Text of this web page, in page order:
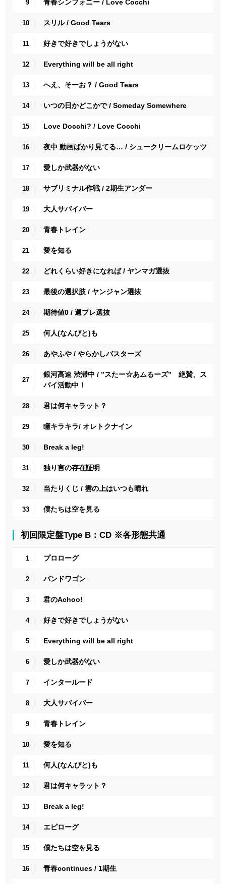
9 青春シンフォニー / Love Cocchi
10 スリル / Good Tears
11 好きで好きでしょうがない
12 Everything will be all right
13 へえ、そーお？ / Good Tears
14 いつの日かどこかで / Someday Somewhere
15 Love Docchi? / Love Cocchi
16 夜中 動画ばかり見てる… / シュークリームロケッツ
17 愛しか武器がない
18 サブリミナル作戦 / 2期生アンダー
19 大人サバイバー
20 青春トレイン
21 愛を知る
22 どれくらい好きになれば / ヤンマガ選抜
23 最後の選択肢 / ヤンジャン選抜
24 期待値0 / 週プレ選抜
25 何人(なんびと)も
26 あやふや / やらかしバスターズ
27
銀河高速 渋滞中 / ”スたー☆あムるーズ” 絶賛、ス
パイ活動中！
28 君は何キャラット？
29 瞳キラキラ/ オレトクナイン
30 Break a leg!
31 独り言の存在証明
32 当たりくじ / 雲の上はいつも晴れ
33 僕たちは空を見る
初回限定盤Type B：CD ※各形態共通
1 プロローグ
2 バンドワゴン
3 君のAchoo!
4 好きで好きでしょうがない
5 Everything will be all right
6 愛しか武器がない
7 インタールード
8 大人サバイバー
9 青春トレイン
10 愛を知る
11 何人(なんびと)も
12 君は何キャラット？
13 Break a leg!
14 エピローグ
15 僕たちは空を見る
16 青春continues / 1期生